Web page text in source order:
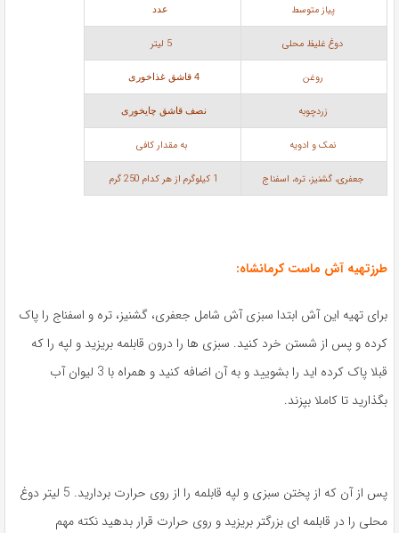
پیاز متوسط
دوغ غلیظ محلی
روغن 4 قاشق غذاخوری
زردچوبه نصف قاشق چایخوری
نمک و ادویه به مقدار کافی
جعفری، گشنیز، تره، اسفناج 1 کیلوگرم از هر کدام 250 گرم
طرزتهیه آش ماست کرمانشاه:
برای تهیه این آش ابتدا سبزی آش شامل جعفری، گشنیز، تره و اسفناج را پاک
کرده و پس از شستن خرد کنید. سبزی ها را درون قابلمه بریزید و لپه را که
قبلا پاک کرده اید را بشویید و به آن اضافه کنید و همراه با 3 لیوان آب
بگذارید تا کاملا بپزند.
پس از آن که از پختن سبزی و لپه قابلمه را از روی حرارت بردارید. 5 لیتر دوغ
محلی را در قابلمه ای بزرگتر بریزید و روی حرارت قرار بدهید نکته مهم